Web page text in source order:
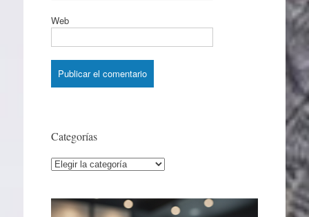
Web
Categorías
Categorías